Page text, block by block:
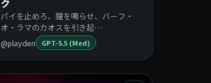
ク
パイを止めろ、鐘を鳴らせ、バーフ・
オ・ラマのカオスを引き起…
@playden GPT-5.5 (Med)